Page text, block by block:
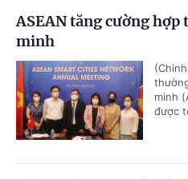
ASEAN tăng cường hợp
minh
minh
được